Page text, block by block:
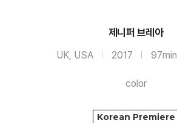
제니퍼 브레아
UK, USA 2017 97min
color
Korean Premiere